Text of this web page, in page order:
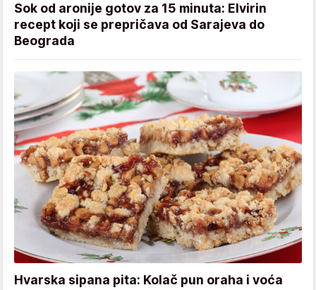
Sok od aronije gotov za 15 minuta: Elvirin
recept koji se prepričava od Sarajeva do
Beograda
Hvarska sipana pita: Kolač pun oraha i voća